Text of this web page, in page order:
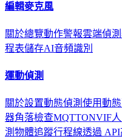
編輯麥克風
關於總覽動作警報雲端偵
程表儲存AI音頻識別
運動偵測
關於設置動態偵測 使用動
器角落檢查MQTTONVIF
測 物體追蹤行程線透過 API